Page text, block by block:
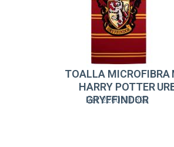
TOALLA MICROFIBRA
HARRY POTTER
GRYFFINDOR
Ref: 2200010393